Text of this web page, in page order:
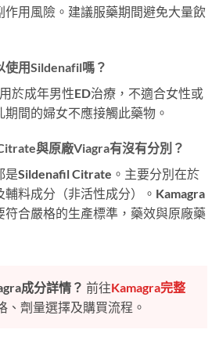
用風險。建議服藥期間避免大量飲
用Sildenafil嗎？
於成年男性ED治療，不適合女性或
間的婦女不應接觸此藥物。
與原廠Viagra有沒有分別？
是Sildenafil Citrate。主要分別在於
輔料成分（非活性成分）。Kamagra
符合嚴格的生產標準，藥效與原廠藥
成分詳情？ 前往Kamagra完整
、劑量選擇及購買流程。